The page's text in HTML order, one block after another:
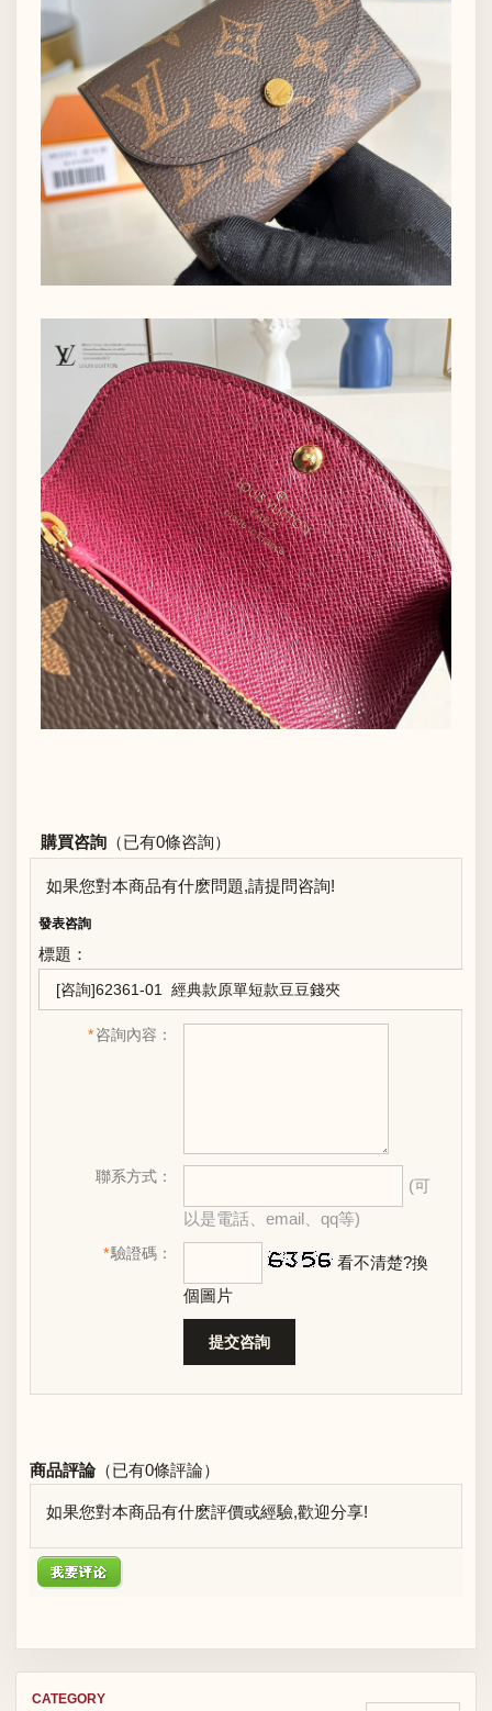
CATEGORY
購買咨詢 （已有0條咨詢）
如果您對本商品有什麽問題,請提問咨詢!
發表咨詢
標題：
*咨詢內容：
聯系方式：
(可
以是電話、email、qq等)
*驗證碼：
看不清楚?換
個圖片
商品評論（已有0條評論）
如果您對本商品有什麽評價或經驗,歡迎分享!